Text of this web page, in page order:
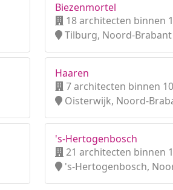
Biezenmortel
18 architecten binnen
Tilburg, Noord-Brabant
Haaren
7 architecten binnen
Oisterwijk, Noord-
's-Hertogenbosch
21 architecten binnen
's-Hertogenbosch,